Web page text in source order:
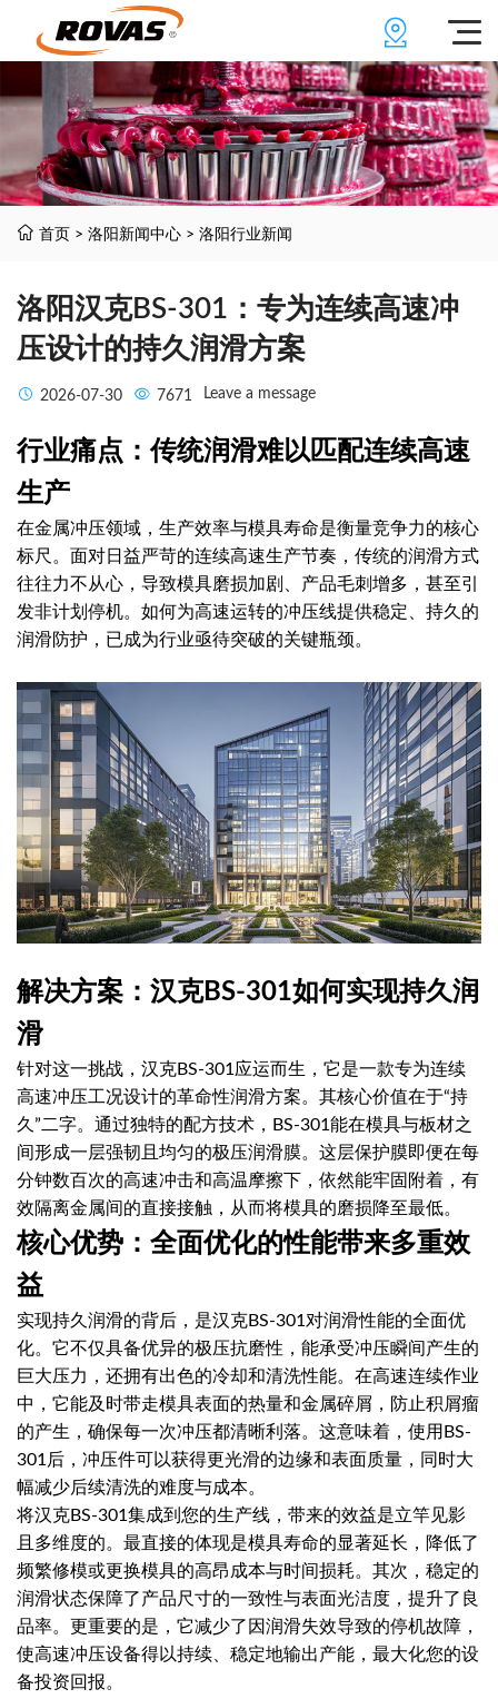
首页 > 洛阳新闻中心 > 洛阳行业新闻
洛阳汉克BS-301：专为连续高速冲
压设计的持久润滑方案
2026-07-30 7671 Leave a message
行业痛点：传统润滑难以匹配连续高速
生产
在金属冲压领域，生产效率与模具寿命是衡量竞争力的核心
标尺。面对日益严苛的连续高速生产节奏，传统的润滑方式
往往力不从心，导致模具磨损加剧、产品毛刺增多，甚至引
发非计划停机。如何为高速运转的冲压线提供稳定、持久的
润滑防护，已成为行业亟待突破的关键瓶颈。
解决方案：汉克BS-301如何实现持久润
滑
针对这一挑战，汉克BS-301应运而生，它是一款专为连续
高速冲压工况设计的革命性润滑方案。其核心价值在于“持
久”二字。通过独特的配方技术，BS-301能在模具与板材之
间形成一层强韧且均匀的极压润滑膜。这层保护膜即便在每
分钟数百次的高速冲击和高温摩擦下，依然能牢固附着，有
效隔离金属间的直接接触，从而将模具的磨损降至最低。
核心优势：全面优化的性能带来多重效
益
实现持久润滑的背后，是汉克BS-301对润滑性能的全面优
化。它不仅具备优异的极压抗磨性，能承受冲压瞬间产生的
巨大压力，还拥有出色的冷却和清洗性能。在高速连续作业
中，它能及时带走模具表面的热量和金属碎屑，防止积屑瘤
的产生，确保每一次冲压都清晰利落。这意味着，使用BS-
301后，冲压件可以获得更光滑的边缘和表面质量，同时大
幅减少后续清洗的难度与成本。
将汉克BS-301集成到您的生产线，带来的效益是立竿见影
且多维度的。最直接的体现是模具寿命的显著延长，降低了
频繁修模或更换模具的高昂成本与时间损耗。其次，稳定的
润滑状态保障了产品尺寸的一致性与表面光洁度，提升了良
品率。更重要的是，它减少了因润滑失效导致的停机故障，
使高速冲压设备得以持续、稳定地输出产能，最大化您的设
备投资回报。